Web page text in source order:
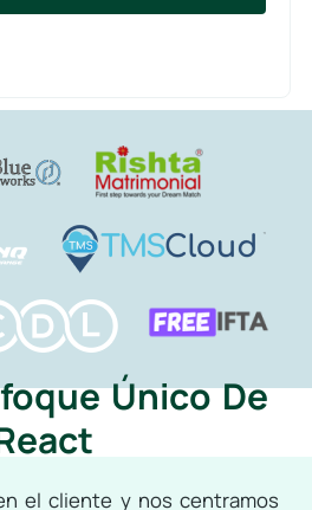
Único De
el cliente y nos centramos